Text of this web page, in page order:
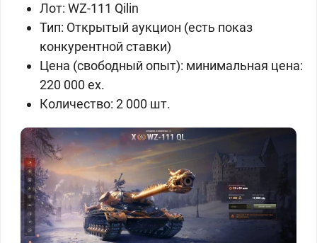
Лот: WZ-111 Qilin
Тип: Открытый аукцион (есть показ
конкурентной ставки)
Цена (свободный опыт): минимальная цена:
220 000 ex.
Количество: 2 000 шт.